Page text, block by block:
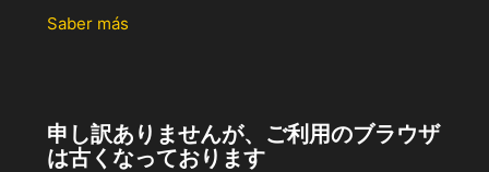
Saber más
申し訳ありませんが、ご利用のブラウザ
は古くなっております